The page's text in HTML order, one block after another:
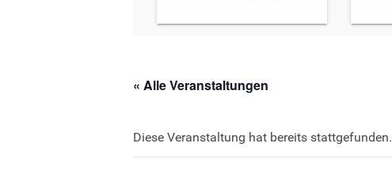
« Alle Veranstaltungen
Diese Veranstaltung hat bereits stattgefunden.